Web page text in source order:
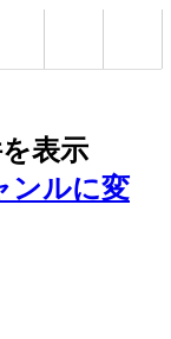
表示
ンルに変